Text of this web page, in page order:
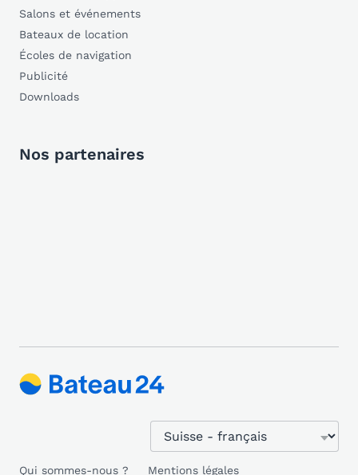
Salons et événements
Bateaux de location
Écoles de navigation
Publicité
Downloads
Nos partenaires
Qui sommes-nous ? Mentions légales